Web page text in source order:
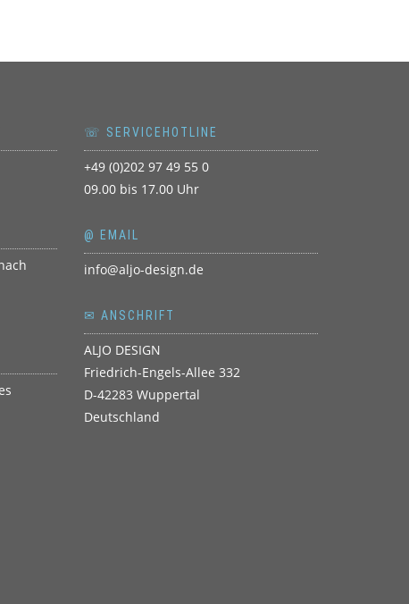
☏ SERVICEHOTLINE
+49 (0)202 97 49 55 0
09.00 bis 17.00 Uhr
@ EMAIL
info@aljo-design.de
✉ ANSCHRIFT
ALJO DESIGN
Friedrich-Engels-Allee 332
D-42283 Wuppertal
Deutschland